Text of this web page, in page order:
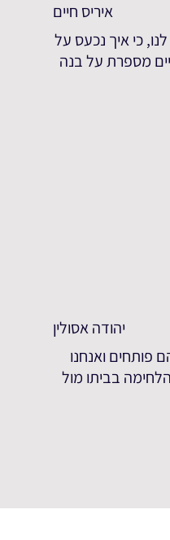
איריס חיים
כי איך נכעס על
מספרת על בנה
יהודה אסולין
פותחים ואנחנו
בביתו מול